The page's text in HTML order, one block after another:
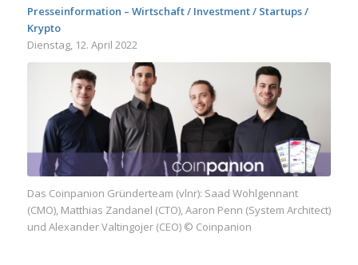
Presseinformation – Wirtschaft / Investment / Startups /
Krypto
Dienstag, 12. April 2022
Das Coinpanion Gründerteam (vlnr): Saad Wohlgennant
(CMO), Matthias Zandanel (CTO), Aaron Penn (System Architect)
und Alexander Valtingojer (CEO) © Coinpanion